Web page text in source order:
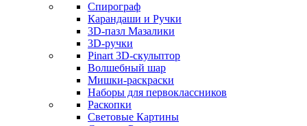
Спирограф
Карандаши и Ручки
3D-пазл Мазалики
3D-ручки
Pinart 3D-скульптор
Волшебный шар
Мишки-раскраски
Наборы для первоклассников
Раскопки
Световые Картины